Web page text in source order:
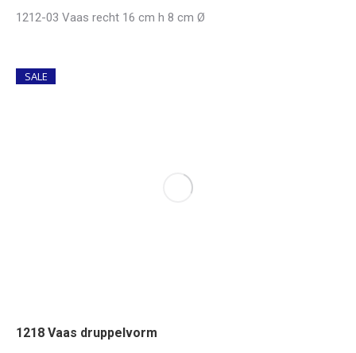
1212-03 Vaas recht 16 cm h 8 cm Ø
SALE
1218 Vaas druppelvorm